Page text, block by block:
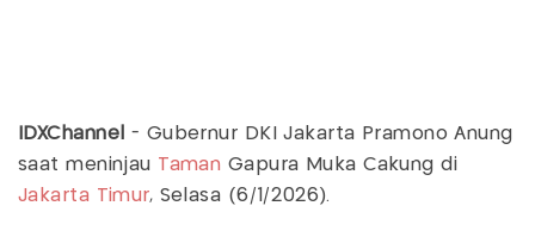
IDXChannel - Gubernur DKI Jakarta Pramono Anung
saat meninjau Taman Gapura Muka Cakung di
Jakarta Timur, Selasa (6/1/2026).